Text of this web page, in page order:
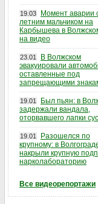
19.03
Момент аварии
летним мальчиком на
Карбышева в
на видео
23.01
В Волжском
эвакуировали
оставленные под
запрещающими
19.01
Был пьян: в
задержали вандала,
оторвавшего лапки
19.01
Разошелся по
крупному: в
накрыли крупную
нарколабораторию
Все видеорепортажи